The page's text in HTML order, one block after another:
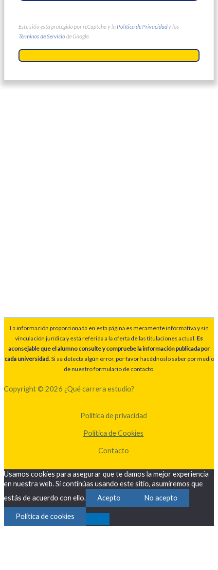
Este sitio está protegido por reCaptcha y la Política de Privacidady los
Términos de Serviciode Google.
La información proporcionada en esta página es meramente informativa y sin
vinculación jurídica y está referida a la oferta de las titulaciones actual. Es
aconsejable que el alumno consulte y compruebe la información publicada por
cada universidad. Si se detecta algún error, por favor hacédnoslo saber por medio
de nuestro formulario de contacto.
Copyright © 2026 ¿Qué carrera estudio?
Política de privacidad
Política de Cookies
Contacto
Usamos cookies para asegurar que te damos la mejor experiencia
en nuestra web. Si continúas usando este sitio, asumiremos que
estás de acuerdo con ello.
Acepto No acepto
Política de cookies